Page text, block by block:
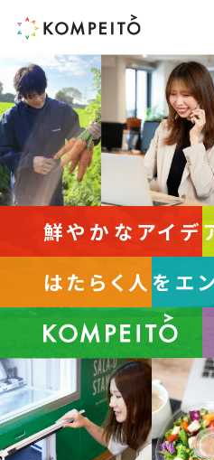
鮮やかなアイデ
はたらく人をエ